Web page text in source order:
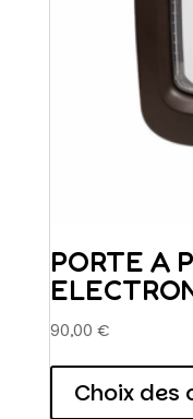
PORTE A
90,00 €
Choix des